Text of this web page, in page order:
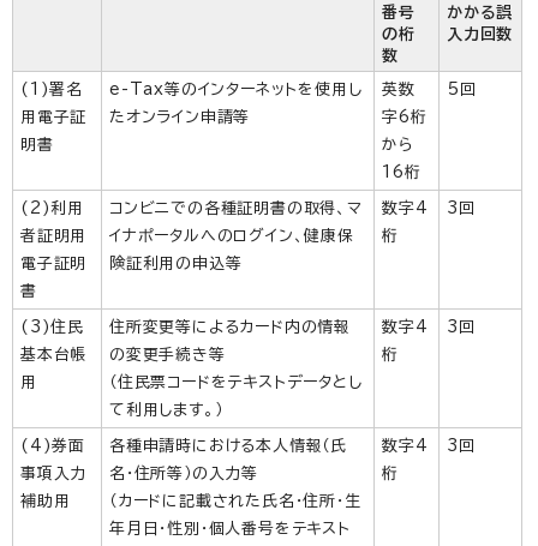
番号
の桁
数
かかる誤
入力回数
(1)署名
用電子証
明書
e-Tax等のインターネットを使用し
たオンライン申請等
英数
字6桁
から
16桁
5回
(2)利用
者証明用
電子証明
書
コンビニでの各種証明書の取得、マ
イナポータルへのログイン、健康保
険証利用の申込等
数字4
桁
3回
(3)住民
基本台帳
用
住所変更等によるカード内の情報
の変更手続き等
（住民票コードをテキストデータとし
て利用します。）
数字4
桁
3回
(4)券面
事項入力
補助用
各種申請時における本人情報（氏
名・住所等）の入力等
（カードに記載された氏名・住所・生
年月日・性別・個人番号をテキスト
数字4
桁
3回